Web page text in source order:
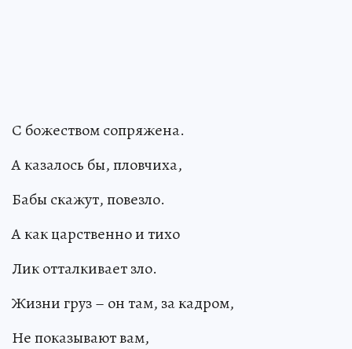
С божеством сопряжена.
А казалось бы, пловчиха,
Бабы скажут, повезло.
А как царственно и тихо
Лик отталкивает зло.
Жизни груз – он там, за кадром,
Не показывают вам,